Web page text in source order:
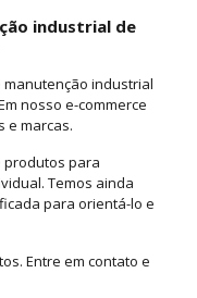
industrial de
industrial
nosso e-commerce
e marcas.
produtos para
Temos ainda
para orientá-lo e
Entre em contato e